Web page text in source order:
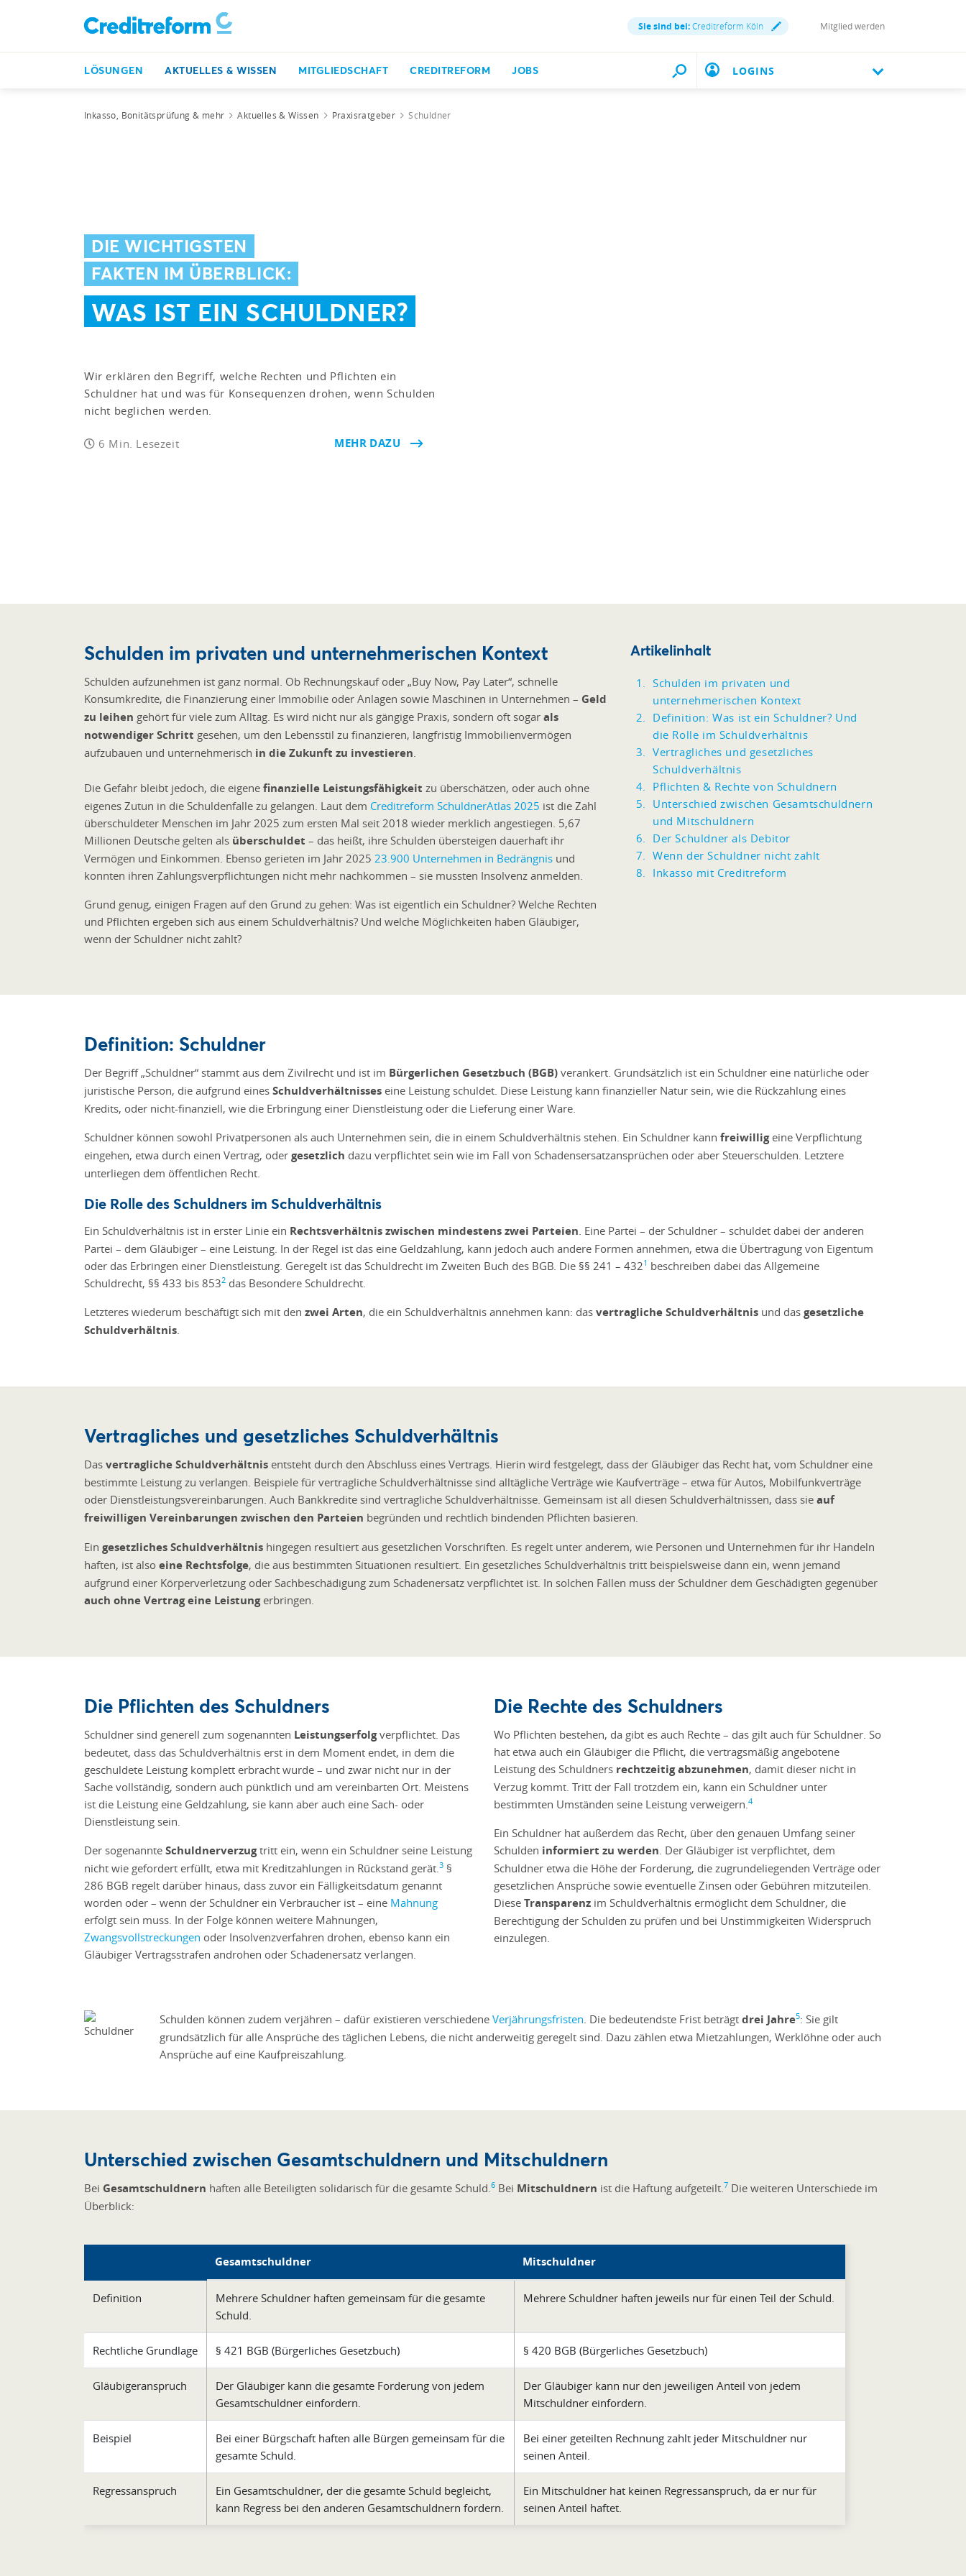
Sie sind bei:Creditreform Köln Mitglied werden
LÖSUNGEN AKTUELLES & WISSEN MITGLIEDSCHAFT CREDITREFORM JOBS LOGINS
Inkasso, Bonitätsprüfung & mehr Aktuelles & Wissen Praxisratgeber Schuldner
DIE WICHTIGSTEN
FAKTEN IM ÜBERBLICK:
WAS IST EIN SCHULDNER?
Wir erklären den Begriff, welche Rechten und Pflichten ein
Schuldner hat und was für Konsequenzen drohen, wenn Schulden
nicht beglichen werden.
6 Min. Lesezeit MEHR DAZU
Schulden im privaten und unternehmerischen Kontext
Schulden aufzunehmen ist ganz normal. Ob Rechnungskauf oder „Buy Now, Pay Later“, schnelle
Konsumkredite, die Finanzierung einer Immobilie oder Anlagen sowie Maschinen in Unternehmen – Geld
zu leihen gehört für viele zum Alltag. Es wird nicht nur als gängige Praxis, sondern oft sogar als
notwendiger Schritt gesehen, um den Lebensstil zu finanzieren, langfristig Immobilienvermögen
aufzubauen und unternehmerisch in die Zukunft zu investieren
Die Gefahr bleibt jedoch, die eigene finanzielle Leistungsfähigkeit zu überschätzen, oder auch ohne
eigenes Zutun in die Schuldenfalle zu gelangen. Laut dem Creditreform SchuldnerAtlas 2025 ist die Zahl
überschuldeter Menschen im Jahr 2025 zum ersten Mal seit 2018 wieder merklich angestiegen. 5,67
Millionen Deutsche gelten als überschuldet – das heißt, ihre Schulden übersteigen dauerhaft ihr
Vermögen und Einkommen. Ebenso gerieten im Jahr 2025 23.900 Unternehmen in Bedrängnis und
konnten ihren Zahlungsverpflichtungen nicht mehr nachkommen – sie mussten Insolvenz anmelden.
Grund genug, einigen Fragen auf den Grund zu gehen: Was ist eigentlich ein Schuldner? Welche Rechten
und Pflichten ergeben sich aus einem Schuldverhältnis? Und welche Möglichkeiten haben Gläubiger,
wenn der Schuldner nicht zahlt?
Artikelinhalt
Schulden im privaten und
unternehmerischen Kontext
Definition: Was ist ein Schuldner? Und
die Rolle im Schuldverhältnis
Vertragliches und gesetzliches
Schuldverhältnis
Pflichten & Rechte von Schuldnern
Unterschied zwischen Gesamtschuldnern
und Mitschuldnern
Der Schuldner als Debitor
Wenn der Schuldner nicht zahlt
Inkasso mit Creditreform
Definition: Schuldner
Der Begriff „Schuldner“ stammt aus dem Zivilrecht und ist im Bürgerlichen Gesetzbuch (BGB) verankert. Grundsätzlich ist ein Schuldner eine natürliche oder
juristische Person, die aufgrund eines Schuldverhältnisses eine Leistung schuldet. Diese Leistung kann finanzieller Natur sein, wie die Rückzahlung eines
Kredits, oder nicht-finanziell, wie die Erbringung einer Dienstleistung oder die Lieferung einer Ware.
Schuldner können sowohl Privatpersonen als auch Unternehmen sein, die in einem Schuldverhältnis stehen. Ein Schuldner kann freiwilligeine Verpflichtung
eingehen, etwa durch einen Vertrag, oder gesetzlich dazu verpflichtet sein wie im Fall von Schadensersatzansprüchen oder aber Steuerschulden. Letztere
unterliegen dem öffentlichen Recht.
Die Rolle des Schuldners im Schuldverhältnis
Ein Schuldverhältnis ist in erster Linie ein Rechtsverhältnis zwischen mindestens zwei Parteien . Eine Partei – der Schuldner – schuldet dabei der anderen
Partei – dem Gläubiger – eine Leistung. In der Regel ist das eine Geldzahlung, kann jedoch auch andere Formen annehmen, etwa die Übertragung von Eigentum
oder das Erbringen einer Dienstleistung. Geregelt ist das Schuldrecht im Zweiten Buch des BGB. Die §§ 241 – 4321 beschreiben dabei das Allgemeine
Schuldrecht, §§ 433 bis 8532 das Besondere Schuldrecht.
Letzteres wiederum beschäftigt sich mit den zwei Arten, die ein Schuldverhältnis annehmen kann: das vertragliche Schuldverhältnis und das gesetzliche
Schuldverhältnis
Vertragliches und gesetzliches Schuldverhältnis
Das vertragliche Schuldverhältnis entsteht durch den Abschluss eines Vertrags. Hierin wird festgelegt, dass der Gläubiger das Recht hat, vom Schuldner eine
bestimmte Leistung zu verlangen. Beispiele für vertragliche Schuldverhältnisse sind alltägliche Verträge wie Kaufverträge – etwa für Autos, Mobilfunkverträge
oder Dienstleistungsvereinbarungen. Auch Bankkredite sind vertragliche Schuldverhältnisse. Gemeinsam ist all diesen Schuldverhältnissen, dass sie auf
freiwilligen Vereinbarungen zwischen den Parteien begründen und rechtlich bindenden Pflichten basieren.
Ein gesetzliches Schuldverhältnis hingegen resultiert aus gesetzlichen Vorschriften. Es regelt unter anderem, wie Personen und Unternehmen für ihr Handeln
haften, ist also eine Rechtsfolge, die aus bestimmten Situationen resultiert. Ein gesetzliches Schuldverhältnis tritt beispielsweise dann ein, wenn jemand
aufgrund einer Körperverletzung oder Sachbeschädigung zum Schadenersatz verpflichtet ist. In solchen Fällen muss der Schuldner dem Geschädigten gegenüber
auch ohne Vertrag eine Leistungerbringen.
Die Pflichten des Schuldners
Schuldner sind generell zum sogenannten Leistungserfolgverpflichtet. Das
bedeutet, dass das Schuldverhältnis erst in dem Moment endet, in dem die
geschuldete Leistung komplett erbracht wurde – und zwar nicht nur in der
Sache vollständig, sondern auch pünktlich und am vereinbarten Ort. Meistens
ist die Leistung eine Geldzahlung, sie kann aber auch eine Sach- oder
Dienstleistung sein.
Der sogenannte Schuldnerverzugtritt ein, wenn ein Schuldner seine Leistung
nicht wie gefordert erfüllt, etwa mit Kreditzahlungen in Rückstand gerät. 3 §
286 BGB regelt darüber hinaus, dass zuvor ein Fälligkeitsdatum genannt
worden oder – wenn der Schuldner ein Verbraucher ist – eine Mahnung
erfolgt sein muss. In der Folge können weitere Mahnungen,
Zwangsvollstreckungen oder Insolvenzverfahren drohen, ebenso kann ein
Gläubiger Vertragsstrafen androhen oder Schadenersatz verlangen.
Die Rechte des Schuldners
Wo Pflichten bestehen, da gibt es auch Rechte – das gilt auch für Schuldner. So
hat etwa auch ein Gläubiger die Pflicht, die vertragsmäßig angebotene
Leistung des Schuldners rechtzeitig abzunehmen, damit dieser nicht in
Verzug kommt. Tritt der Fall trotzdem ein, kann ein Schuldner unter
bestimmten Umständen seine Leistung verweigern. 4
Ein Schuldner hat außerdem das Recht, über den genauen Umfang seiner
Schulden informiert zu werden . Der Gläubiger ist verpflichtet, dem
Schuldner etwa die Höhe der Forderung, die zugrundeliegenden Verträge oder
gesetzlichen Ansprüche sowie eventuelle Zinsen oder Gebühren mitzuteilen.
Diese Transparenz im Schuldverhältnis ermöglicht dem Schuldner, die
Berechtigung der Schulden zu prüfen und bei Unstimmigkeiten Widerspruch
einzulegen.
Schulden können zudem verjähren – dafür existieren verschiedene Verjährungsfristen . Die bedeutendste Frist beträgt drei Jahre5: Sie gilt
grundsätzlich für alle Ansprüche des täglichen Lebens, die nicht anderweitig geregelt sind. Dazu zählen etwa Mietzahlungen, Werklöhne oder auch
Ansprüche auf eine Kaufpreiszahlung.
Unterschied zwischen Gesamtschuldnern und Mitschuldnern
Bei Gesamtschuldnern haften alle Beteiligten solidarisch für die gesamte Schuld. 6 Bei Mitschuldnern ist die Haftung aufgeteilt. 7 Die weiteren Unterschiede im
Überblick:
Gesamtschuldner Mitschuldner
Definition
Mehrere Schuldner haften gemeinsam für die gesamte
Schuld.
Mehrere Schuldner haften jeweils nur für einen Teil der Schuld.
Rechtliche Grundlage § 421 BGB (Bürgerliches Gesetzbuch) § 420 BGB (Bürgerliches Gesetzbuch)
Gläubigeranspruch
Der Gläubiger kann die gesamte Forderung von jedem
Gesamtschuldner einfordern.
Der Gläubiger kann nur den jeweiligen Anteil von jedem
Mitschuldner einfordern.
Beispiel
Bei einer Bürgschaft haften alle Bürgen gemeinsam für die
gesamte Schuld.
Bei einer geteilten Rechnung zahlt jeder Mitschuldner nur
seinen Anteil.
Regressanspruch
Ein Gesamtschuldner, der die gesamte Schuld begleicht,
kann Regress bei den anderen Gesamtschuldnern fordern.
Ein Mitschuldner hat keinen Regressanspruch, da er nur für
seinen Anteil haftet.